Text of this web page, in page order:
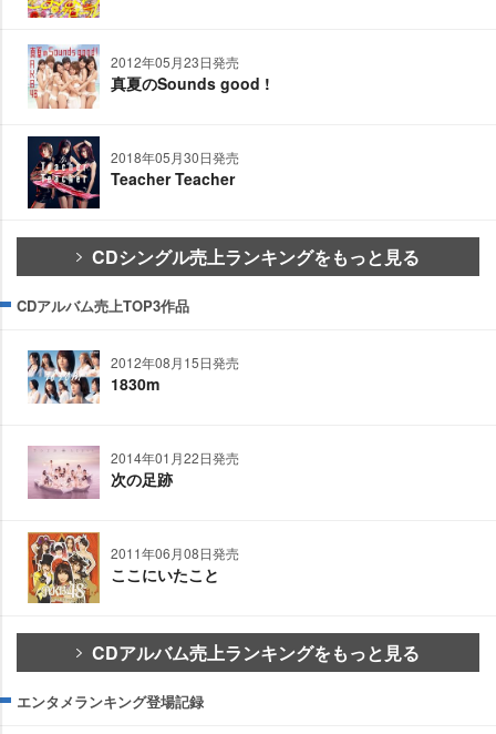
2012年05月23日発売
真夏のSounds good !
2018年05月30日発売
Teacher Teacher
CDシングル売上ランキングをもっと見る
CDアルバム売上TOP3作品
2012年08月15日発売
1830m
2014年01月22日発売
次の足跡
2011年06月08日発売
ここにいたこと
CDアルバム売上ランキングをもっと見る
エンタメランキング登場記録